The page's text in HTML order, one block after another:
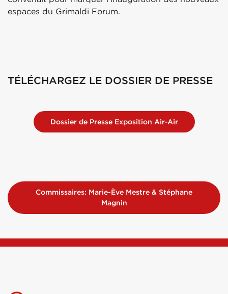
espaces du Grimaldi Forum.
TÉLÉCHARGEZ LE DOSSIER DE PRESSE
Dossier de Presse Exposition Air-Air
Commissaires: Marie-Ève Mestre & Stéphane
Magnin